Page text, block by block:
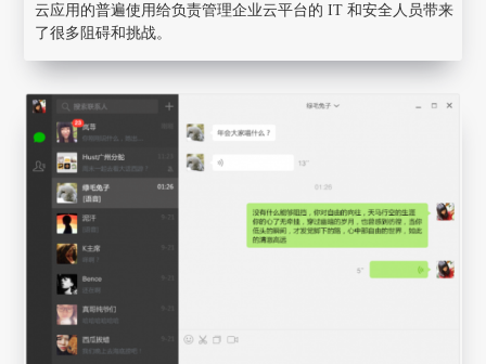
云应用的普遍使用给负责管理企业云平台的 IT 和安全人员带来
了很多阻碍和挑战。